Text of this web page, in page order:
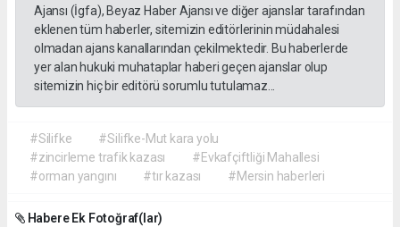
Ajansı (İgfa), Beyaz Haber Ajansı ve diğer ajanslar tarafından
eklenen tüm haberler, sitemizin editörlerinin müdahalesi
olmadan ajans kanallarından çekilmektedir. Bu haberlerde
yer alan hukuki muhataplar haberi geçen ajanslar olup
sitemizin hiç bir editörü sorumlu tutulamaz...
#Silifke
#Silifke-Mut kara yolu
#zincirleme trafik kazası
#Evkafçiftliği Mahallesi
#orman yangını
#tır kazası #Mersin haberleri
Habere Ek Fotoğraf(lar)